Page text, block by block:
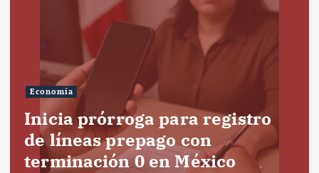
Economía
Inicia prórroga para registro
de líneas prepago con
terminación 0 en México